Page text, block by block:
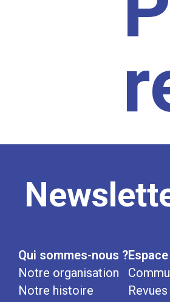
Qui sommes-nous ?
Notre organisation
Notre histoire